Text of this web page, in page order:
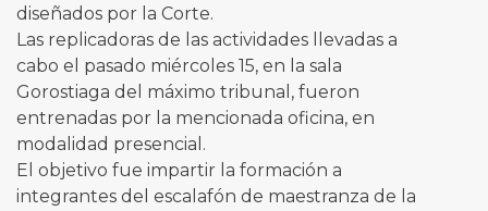
diseñados por la Corte.
Las replicadoras de las actividades llevadas a
cabo el pasado miércoles 15, en la sala
Gorostiaga del máximo tribunal, fueron
entrenadas por la mencionada oficina, en
modalidad presencial.
El objetivo fue impartir la formación a
integrantes del escalafón de maestranza de la